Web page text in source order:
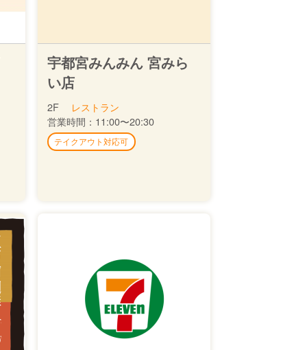
宇都宮みんみん 宮みら
い店
2F
レストラン
営業時間： 11:00〜20:30
テイクアウト対応可